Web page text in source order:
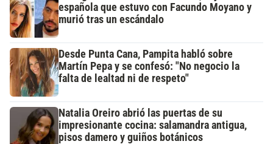
española que estuvo con Facundo Moyano y
murió tras un escándalo
Desde Punta Cana, Pampita habló sobre
Martín Pepa y se confesó: "No negocio la
falta de lealtad ni de respeto"
Natalia Oreiro abrió las puertas de su
impresionante cocina: salamandra antigua,
pisos damero y guiños botánicos